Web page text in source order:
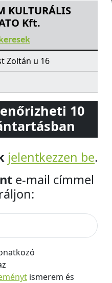
Kft. Zoltán u 16
KULTURÁLIS
Kft.
Zoltán u 16
10
jelentkezzen be.
e-mail címmel
ismerem és